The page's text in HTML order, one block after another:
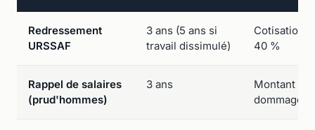
Redressement
URSSAF
3 ans (5 ans si
travail dissimulé)
Cotisations
40 %
Rappel de salaires
(prud'hommes)
3 ans
Montant